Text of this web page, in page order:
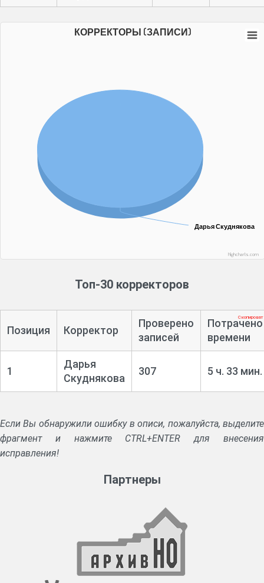
КОРРЕКТОРЫ (ЗАПИСИ)
Дарья Скуднякова
Дарья Скуднякова
Highcharts.com
Топ-30 корректоров
Позиция Корректор
Проверено
записей
Потрачено
времени
1
Дарья
Скуднякова
307 5 ч. 33 мин.
Если Вы обнаружили ошибку в описи, пожалуйста, выделите
фрагмент и нажмите CTRL+ENTER для внесения
исправления!
Партнеры